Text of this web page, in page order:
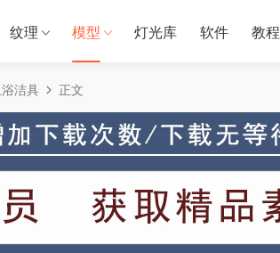
纹理 模型 灯光库 软件 教程
浴洁具 正文